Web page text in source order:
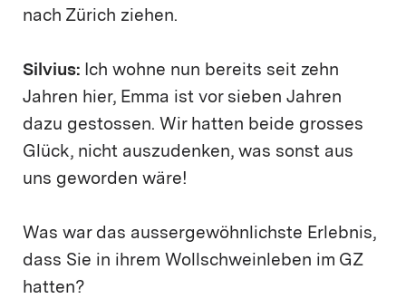
nach Zürich ziehen.
Silvius: Ich wohne nun bereits seit zehn
Jahren hier, Emma ist vor sieben Jahren
dazu gestossen. Wir hatten beide grosses
Glück, nicht auszudenken, was sonst aus
uns geworden wäre!
Was war das aussergewöhnlichste Erlebnis,
dass Sie in ihrem Wollschweinleben im GZ
hatten?